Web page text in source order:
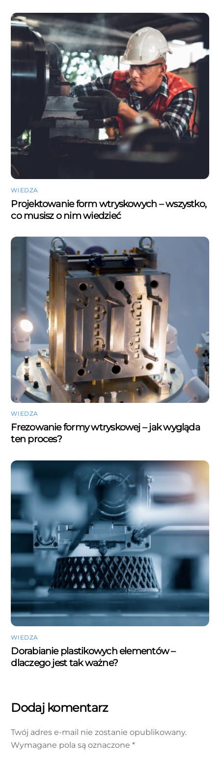
WIEDZA
Projektowanie form wtryskowych – wszystko,
co musisz o nim wiedzieć
WIEDZA
Frezowanie formy wtryskowej – jak wygląda
ten proces?
WIEDZA
Dorabianie plastikowych elementów –
dlaczego jest tak ważne?
Dodaj komentarz
Twój adres e-mail nie zostanie opublikowany.
Wymagane pola są oznaczone*